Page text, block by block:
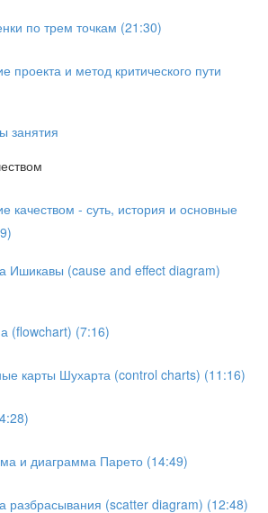
по трем точкам (21:30)
проекта и метод критического пути
занятия
качеством - суть, история и основные
Ишикавы (cause and effect diagram)
(flowchart) (7:16)
карты Шухарта (control charts) (11:16)
и диаграмма Парето (14:49)
разбрасывания (scatter diagram) (12:48)